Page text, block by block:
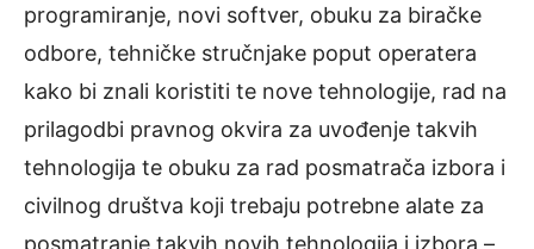
programiranje, novi softver, obuku za biračke
odbore, tehničke stručnjake poput operatera
kako bi znali koristiti te nove tehnologije, rad na
prilagodbi pravnog okvira za uvođenje takvih
tehnologija te obuku za rad posmatrača izbora i
civilnog društva koji trebaju potrebne alate za
posmatranje takvih novih tehnologija i izbora –